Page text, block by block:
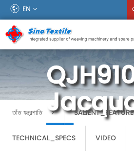
EN
তাঁত যন্ত্রপাতি
TECHNICAL_SPECS VIDEO